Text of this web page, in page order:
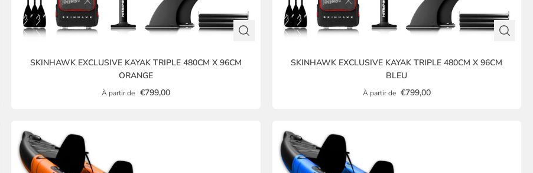
SKINHAWK EXCLUSIVE KAYAK TRIPLE 480CM X 96CM
ORANGE
À partir de €799,00
SKINHAWK EXCLUSIVE KAYAK TRIPLE 480CM X 96CM
BLEU
À partir de €799,00